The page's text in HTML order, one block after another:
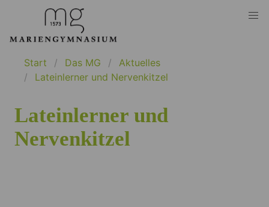
Start Das MG
Aktuelles
Lateinlerner und Nervenkitzel
Lateinlerner und
Nervenkitzel